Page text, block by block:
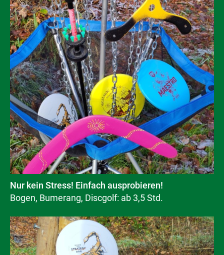
Nur kein Stress! Einfach ausprobieren!
Bogen, Bumerang, Discgolf: ab 3,5 Std.